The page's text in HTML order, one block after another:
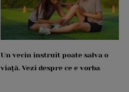
Un vecin instruit poate salva o
viață. Vezi despre ce e vorba